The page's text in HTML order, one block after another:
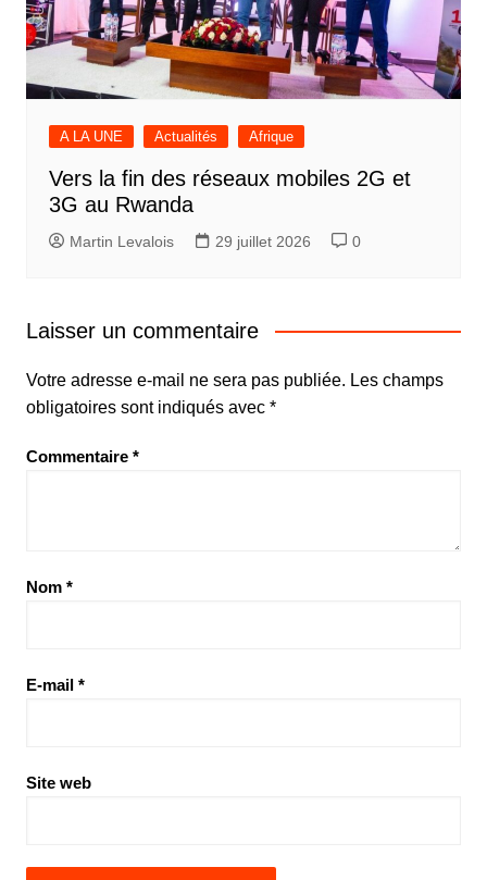
A LA UNE Actualités Afrique
Vers la fin des réseaux mobiles 2G et
3G au Rwanda
Martin Levalois 29 juillet 2026 0
Laisser un commentaire
Votre adresse e-mail ne sera pas publiée. Les champs
obligatoires sont indiqués avec *
Commentaire *
Nom *
E-mail *
Site web